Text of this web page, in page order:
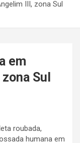
III, zona Sul
em
Sul
roubada,
humana em